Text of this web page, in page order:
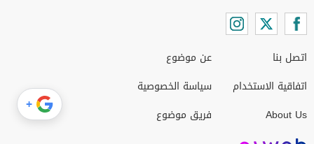
اتصل بنا
اتفاقية الاستخدام
About Us
عن موضوع
سياسة الخصوصية
فريق موضوع
+